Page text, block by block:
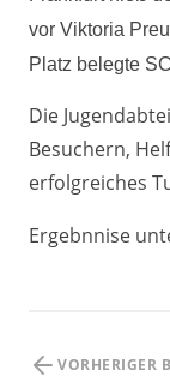
vor Viktoria
Platz belegte
Die
Besuchern,
erfolgreiches
Ergebnnise
VORHERIGER